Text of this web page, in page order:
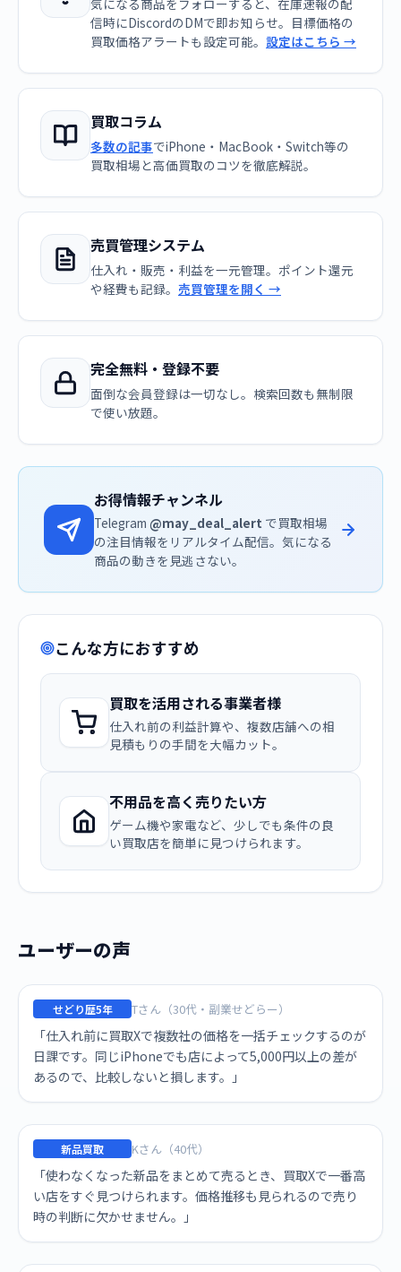
気になる商品をフォローすると、在庫速報の配
信時にDiscordのDMで即お知らせ。目標価格の
買取価格アラートも設定可能。 設定はこちら →
買取コラム
多数の記事でiPhone・MacBook・Switch等の
買取相場と高価買取のコツを徹底解説。
売買管理システム
仕入れ・販売・利益を一元管理。ポイント還元
や経費も記録。 売買管理を開く →
完全無料・登録不要
面倒な会員登録は一切なし。検索回数も無制限
で使い放題。
お得情報チャンネル
Telegram @may_deal_alert で買取相場
の注目情報をリアルタイム配信。気になる
商品の動きを見逃さない。
こんな方におすすめ
買取を活用される事業者様
仕入れ前の利益計算や、複数店舗への相
見積もりの手間を大幅カット。
不用品を高く売りたい方
ゲーム機や家電など、少しでも条件の良
い買取店を簡単に見つけられます。
ユーザーの声
せどり歴5年 Tさん（30代・副業せどらー）
「仕入れ前に買取Xで複数社の価格を一括チェックするのが
日課です。同じiPhoneでも店によって5,000円以上の差が
あるので、比較しないと損します。」
新品買取 Kさん（40代）
「使わなくなった新品をまとめて売るとき、買取Xで一番高
い店をすぐ見つけられます。価格推移も見られるので売り
時の判断に欠かせません。」